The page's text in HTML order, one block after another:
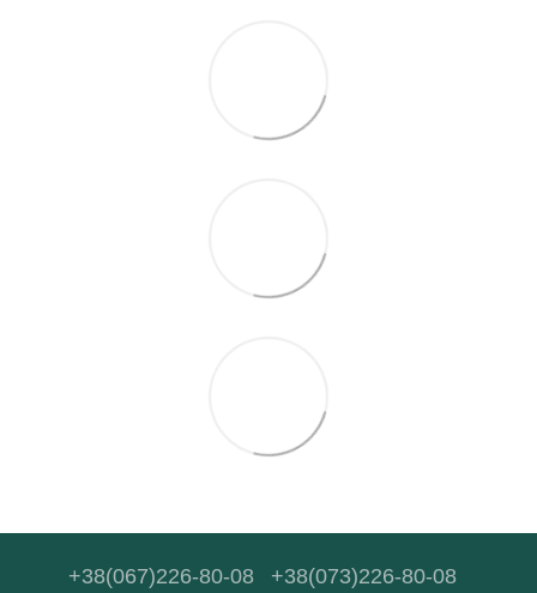
+38(067)226-80-08 +38(073)226-80-08